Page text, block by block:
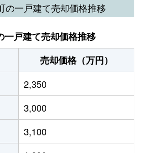
の一戸建て売却価格推移
一戸建て売却価格推移
売却価格（万円）
2,350
3,000
3,100